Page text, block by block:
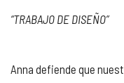
“TRABAJO DE DISEÑO”
Anna defiende que